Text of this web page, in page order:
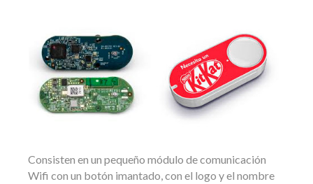
Consisten en un pequeño módulo de comunicación
Wifi con un botón imantado, con el logo y el nombre